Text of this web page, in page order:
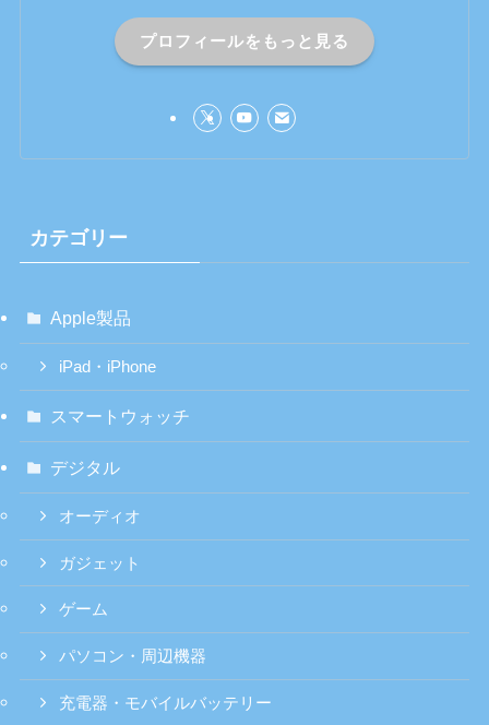
プロフィールをもっと見る
カテゴリー
Apple製品
iPad・iPhone
スマートウォッチ
デジタル
オーディオ
ガジェット
ゲーム
パソコン・周辺機器
充電器・モバイルバッテリー